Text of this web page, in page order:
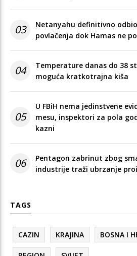
03
Netanyahu definitivno
povlačenja dok Hamas ne
04
Temperature danas do 38
moguća kratkotrajna kiša
05
U FBiH nema jedinstvene
mesu, inspektori za pola
kazni
06
Pentagon zabrinut zbog
industrije traži ubrzanje
TAGS
CAZIN KRAJINA BOSNA I